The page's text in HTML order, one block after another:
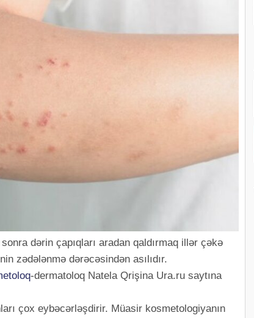
dərin çapıqları aradan qaldırmaq illər çəkə
zədələnmə dərəcəsindən asılıdır.
-dermatoloq Natela Qrişina Ura.ru saytına
çox eybəcərləşdirir. Müasir kosmetologiyanın